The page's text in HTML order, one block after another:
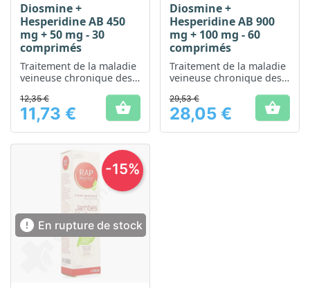
Diosmine +
Hesperidine AB 450
mg + 50 mg - 30
comprimés
Traitement de la maladie
veineuse chronique des
hémorroïdaire aiguë
Prix
12,35 €
11,73 € 
Diosmine +
Hesperidine AB 900
mg + 100 mg - 60
comprimés
Traitement de la maladie
veineuse chronique des
hémorroïdaire aiguë
Prix
29,53 €
28,05 € 
 En rupture de stock
-15%